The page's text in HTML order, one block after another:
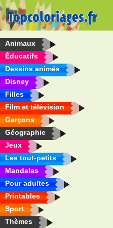
Animaux
Éducatifs
Dessins animés
Disney
Filles
Film et télévision
Garçons
Géographie
Jeux
Les tout-petits
Mandalas
Pour adultes
Printables
Sport
Thèmes